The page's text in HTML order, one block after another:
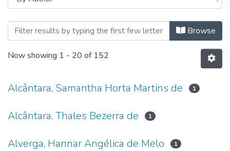
Browsing Mestrado em Ciências
Browse
Now showing 1 - 20 of 152
Alcântara, Samantha Horta Martins de 1
Alcântara, Thales Bezerra de 1
Alverga, Hannar Angélica de Melo 1